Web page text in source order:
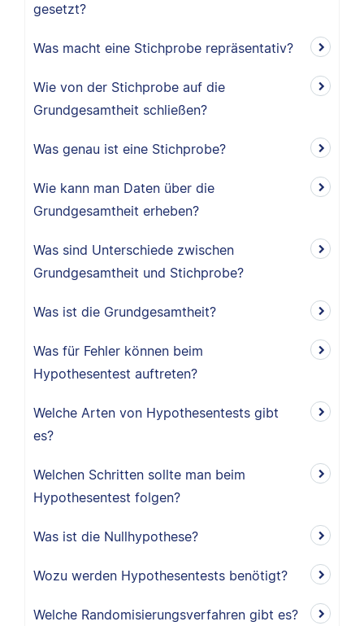
gesetzt?
Was macht eine Stichprobe repräsentativ?
Wie von der Stichprobe auf die
Grundgesamtheit schließen?
Was genau ist eine Stichprobe?
Wie kann man Daten über die
Grundgesamtheit erheben?
Was sind Unterschiede zwischen
Grundgesamtheit und Stichprobe?
Was ist die Grundgesamtheit?
Was für Fehler können beim
Hypothesentest auftreten?
Welche Arten von Hypothesentests gibt
es?
Welchen Schritten sollte man beim
Hypothesentest folgen?
Was ist die Nullhypothese?
Wozu werden Hypothesentests benötigt?
Welche Randomisierungsverfahren gibt es?